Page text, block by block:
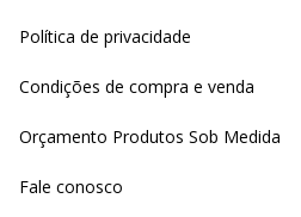
Política de privacidade
Condições de compra e venda
Orçamento Produtos Sob Medida
Fale conosco